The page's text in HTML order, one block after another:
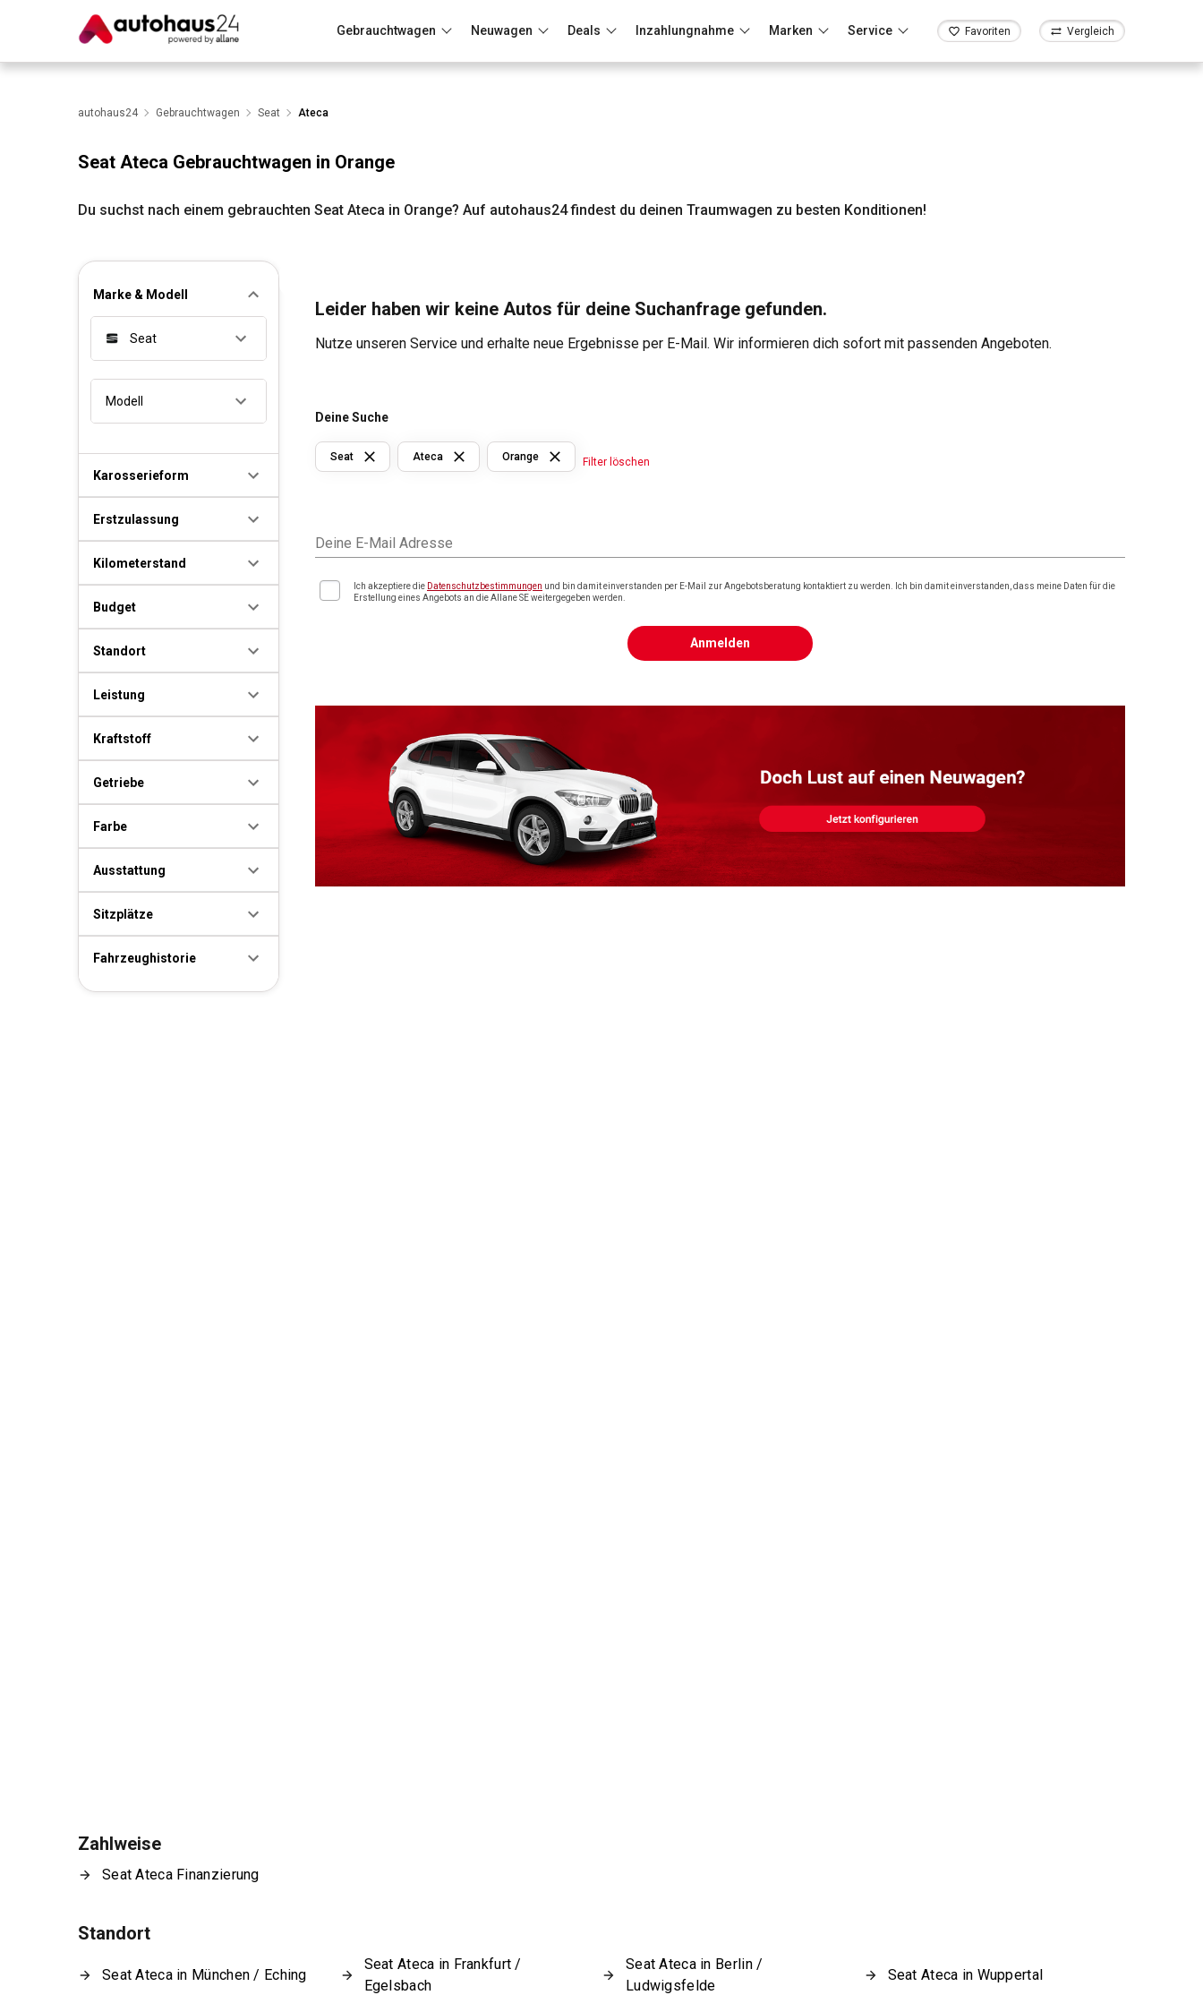
Gebrauchtwagen Neuwagen Deals Inzahlungnahme Marken Service Favoriten Vergleich
Wir bewerten dein AutoRund um die Inzahlungnahme
autohaus24 Gebrauchtwagen Seat Ateca
Seat Ateca Gebrauchtwagen in Orange
Du suchst nach einem gebrauchten Seat Ateca in Orange? Auf autohaus24 findest du deinen Traumwagen zu besten Konditionen!
Marke & Modell
Seat
Modell
Karosserieform
Erstzulassung
Kilometerstand
Budget
Standort
Leistung
Kraftstoff
Getriebe
Farbe
Ausstattung
Sitzplätze
Fahrzeughistorie
Leider haben wir keine Autos für deine Suchanfrage gefunden.
Nutze unseren Service und erhalte neue Ergebnisse per E-Mail. Wir informieren dich sofort mit passenden Angeboten.
Deine Suche
Seat Ateca Orange Filter löschen
Deine E-Mail Adresse
Ich akzeptiere die Datenschutzbestimmungen und bin damit einverstanden per E-Mail zur Angebotsberatung kontaktiert zu werden. Ich bin damit einverstanden, dass meine Daten für die
Erstellung eines Angebots an die Allane SE weitergegeben werden.
Anmelden
Zahlweise
Seat Ateca Finanzierung
Standort
Seat Ateca in München / Eching
Seat Ateca in Frankfurt /
Egelsbach
Seat Ateca in Berlin /
Ludwigsfelde
Seat Ateca in Wuppertal